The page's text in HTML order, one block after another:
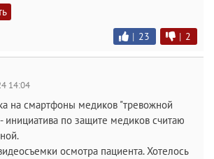
| 23 | 2
14:04
на смартфоны медиков "тревожной
инициатива по защите медиков считаю
осмотра пациента. Хотелось